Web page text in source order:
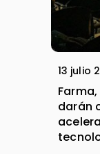
13 julio
darán